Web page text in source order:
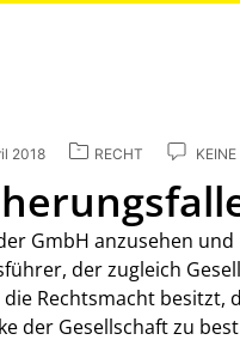
2018 RECHT
GmbH anzusehen und
der zugleich
Rechtsmacht besitzt,
der Gesellschaft zu